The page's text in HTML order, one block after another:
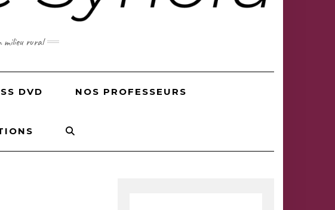
milieu rural
DVD NOS PROFESSEURS